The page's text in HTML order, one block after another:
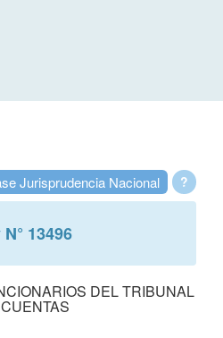
?
Jurisprudencia Nacional
N° 13496
DEL TRIBUNAL